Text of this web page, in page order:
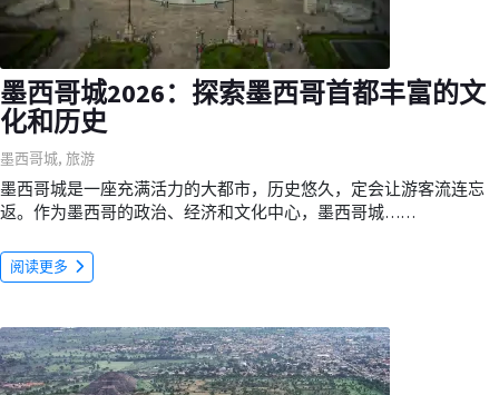
墨西哥城2026：探索墨西哥首都丰富的文
化和历史
墨西哥城, 旅游
墨西哥城是一座充满活力的大都市，历史悠久，定会让游客流连忘
返。作为墨西哥的政治、经济和文化中心，墨西哥城……
阅读更多